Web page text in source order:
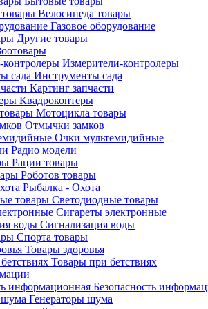
Велосипеда товары
Газовое оборудование
Другие товары
Измерители-контролеры
Инструменты сада
Картинг запчасти
Квадрокоптеры
Мотоцикла товары
Отмычки замков
Очки мультемидийные
Радио модели
Рации товары
Роботов товары
Рыбалка - Охота
Светодиодные товары
Сигареты электронные
Сигнализация воды
Спорта товары
Товары здоровья
Товары при бетствиях
Безопасность
Генераторы шума